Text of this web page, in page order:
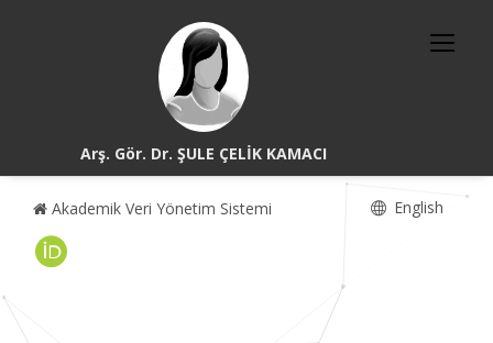
Arş. Gör. Dr. ŞULE ÇELİK KAMACI
Akademik Veri Yönetim Sistemi English